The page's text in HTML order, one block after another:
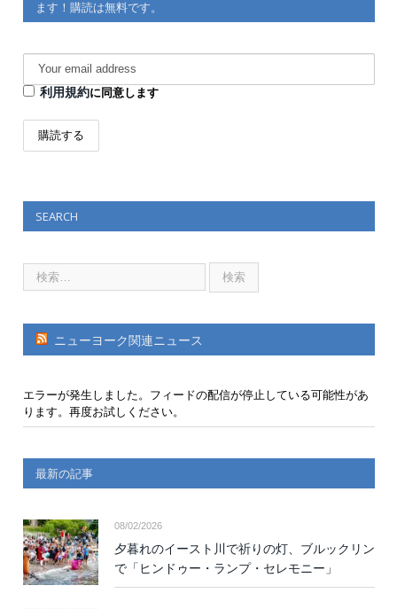
ます！購読は無料です。
利用規約に同意します
SEARCH
ニューヨーク関連ニュース
エラーが発生しました。フィードの配信が停止している可能性があ
ります。再度お試しください。
最新の記事
08/02/2026
夕暮れのイースト川で祈りの灯、ブルックリン
で「ヒンドゥー・ランプ・セレモニー」